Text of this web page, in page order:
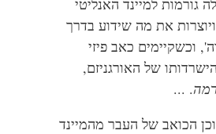
את מה שידוע בדרך
כאב פיזי
של האורגניזם,
. ...
של העבר מהמיינד